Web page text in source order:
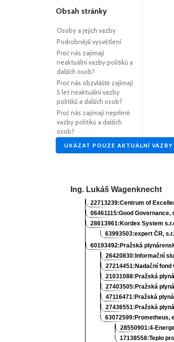
Obsah stránky
Osoby a jejich vazby
Podrobnější vysvětlení
Proč nás zajímají
neaktuální vazby politiků a
dalších osob?
Proč nás obzvláště zajímají
5 let neaktuální vazby
politiků a dalších osob?
Proč nás zajímají nepřímé
vazby politiků a dalších
osob?
UKÁZAT POUZE AKTUÁLNÍ VAZBY
Ing. Lukáš Wagenknecht
22713239:Centrum of
06461115:Good Governance,
28613961:Kordex System
63993503:expert ČR,
60193492:Pražská
26420830:Informační
27214451:Nadační fond
21031088:Pražská
27403505:Pražská
47116471:Pražská
27436551:Pražská
63072599:Prometheus,
28550901:4-
17138558:Teplo